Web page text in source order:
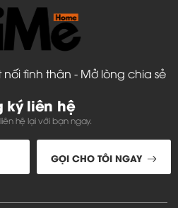
tình thân - Mở lòng chia sẻ
ký liên hệ
hệ lại với bạn ngay.
GỌI CHO TÔI NGAY